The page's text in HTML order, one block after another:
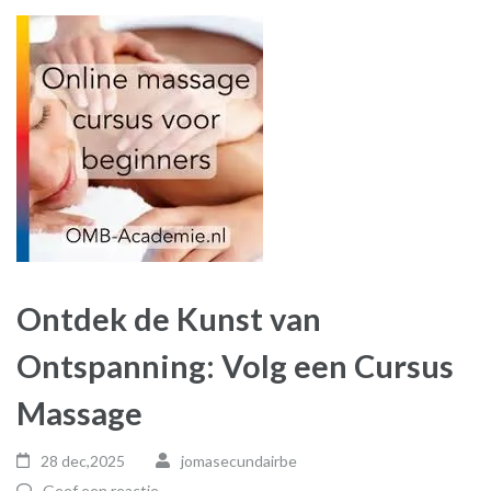
Ontdek de Kunst van
Ontspanning: Volg een Cursus
Massage
28 dec,2025
jomasecundairbe